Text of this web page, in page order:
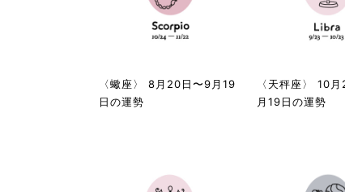
〈蠍座〉 8月20日〜9月19
日の運勢
〈天秤座〉 10
月19日の運勢